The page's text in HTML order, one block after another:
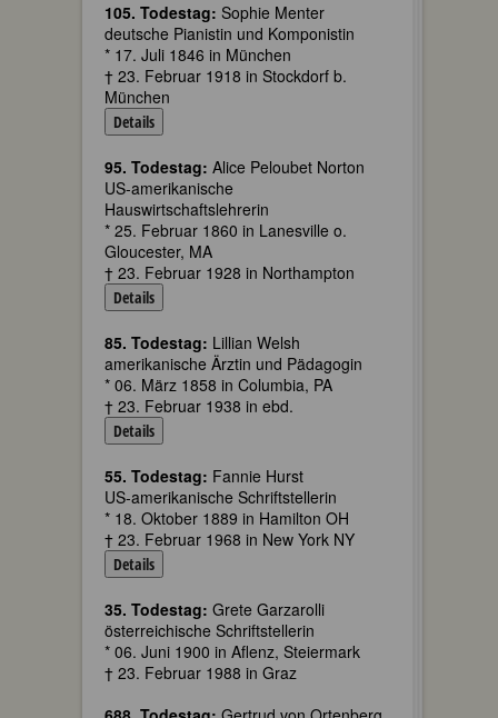
105. Todestag: Sophie Menter
deutsche Pianistin und Komponistin
* 17. Juli 1846 in München
† 23. Februar 1918 in Stockdorf b.
München
Details
95. Todestag: Alice Peloubet Norton
US-amerikanische
Hauswirtschaftslehrerin
* 25. Februar 1860 in Lanesville o.
Gloucester, MA
† 23. Februar 1928 in Northampton
Details
85. Todestag: Lillian Welsh
amerikanische Ärztin und Pädagogin
* 06. März 1858 in Columbia, PA
† 23. Februar 1938 in ebd.
Details
55. Todestag: Fannie Hurst
US-amerikanische Schriftstellerin
* 18. Oktober 1889 in Hamilton OH
† 23. Februar 1968 in New York NY
Details
35. Todestag: Grete Garzarolli
österreichische Schriftstellerin
* 06. Juni 1900 in Aflenz, Steiermark
† 23. Februar 1988 in Graz